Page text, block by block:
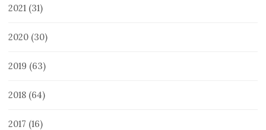
2021 (31)
2020 (30)
2019 (63)
2018 (64)
2017 (16)